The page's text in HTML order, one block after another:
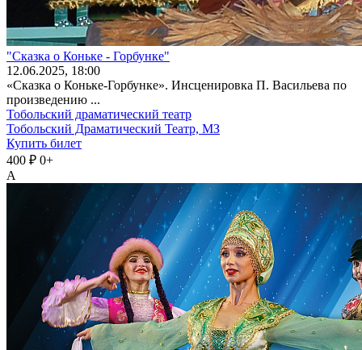
"Сказка о Коньке - Горбунке"
12.06.2025, 18:00
«Сказка о Коньке-Горбунке». Инсценировка П. Васильева по
произведению ...
Тобольский драматический театр
Тобольский Драматический Театр, МЗ
Купить билет
400 ₽ 0+
А